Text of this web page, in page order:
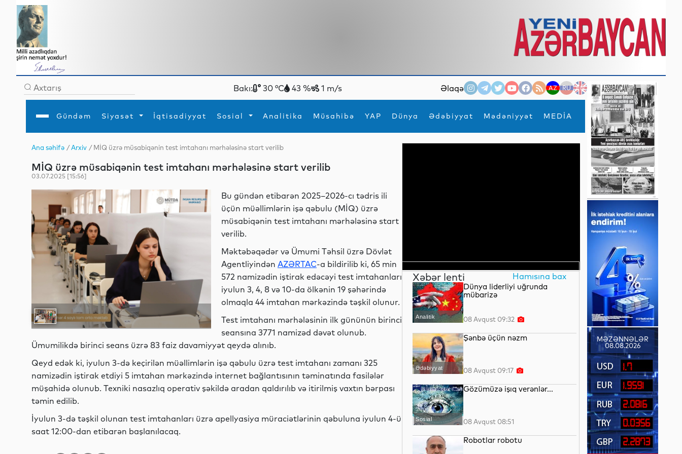
Bakı: 30 °C 43 % 1 m/s Əlaqə AZ RU EN
Gündəm Siyasət İqtisadiyyat Sosial Analitika Müsahibə YAP Dünya Ədəbiyyat Mədəniyyət MEDİA
×
Ana səhifə
Gündəm
İqtisadiyyat
Analitika
Mədəniyyət
Müsahibə
MEDİA
Xarici siyasətTurizm
Hadisə
Diaspor
İdmanYeni texnologiyalar
Ana səhifə /Arxiv / MİQ üzrə müsabiqənin test imtahanı mərhələsinə start verilib
MİQ üzrə müsabiqənin test imtahanı mərhələsinə start verilib
03.07.2025 [15:56]
Bu gündən etibarən 2025–2026-cı tədris ili
üçün müəllimlərin işə qəbulu (MİQ) üzrə
müsabiqənin test imtahanı mərhələsinə start
verilib.
Məktəbəqədər və Ümumi Təhsil üzrə Dövlət
Agentliyindən AZƏRTAC-a bildirilib ki, 65 min
572 namizədin iştirak edəcəyi test imtahanları
iyulun 3, 4, 8 və 10-da ölkənin 19 şəhərində
olmaqla 44 imtahan mərkəzində təşkil olunur.
Test imtahanı mərhələsinin ilk gününün birinci
seansına 3771 namizəd dəvət olunub.
Ümumilikdə birinci seans üzrə 83 faiz davamiyyət qeydə alınıb.
Qeyd edək ki, iyulun 3-də keçirilən müəllimlərin işə qəbulu üzrə test imtahanı zamanı 325
namizədin iştirak etdiyi 5 imtahan mərkəzində internet bağlantısının təminatında fasilələr
müşahidə olunub. Texniki nasazlıq operativ şəkildə aradan qaldırılıb və itirilmiş vaxtın bərpası
təmin edilib.
İyulun 3-də təşkil olunan test imtahanları üzrə apellyasiya müraciətlərinin qəbuluna iyulun 4-ü
saat 12:00-dan etibarən başlanılacaq.
Xəbər lenti Hamısına bax
Analitik
Dünya liderliyi uğrunda
mübarizə
08 Avqust 09:32
Ədəbiyyat
Şənbə üçün nəzm
08 Avqust 09:17
Sosial
Gözümüzə işıq verənlər...
08 Avqust 08:51
Robotlar robotu
MƏZƏNNƏLƏR
08.08.2026
1.7
1.9591
2.0816
0.0356
2.2873